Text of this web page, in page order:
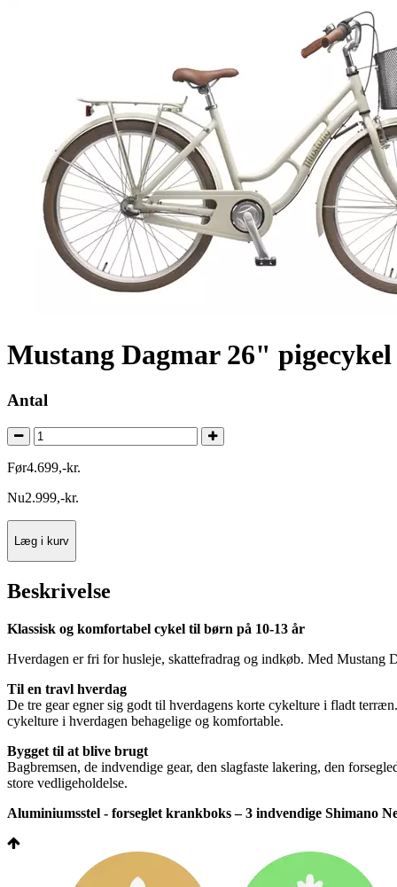
Mustang Dagmar 26" pigecykel
Antal
Før4.699,-kr.
Nu2.999,-kr.
Læg i kurv
Beskrivelse
Klassisk og komfortabel cykel til børn på 10-13 år
Hverdagen er fri for husleje, skattefradrag og indkøb. Med Mustang
Til en travl hverdag
De tre gear egner sig godt til hverdagens korte cykelture i fladt
cykelture i hverdagen behagelige og komfortable.
Bygget til at blive brugt
Bagbremsen, de indvendige gear, den slagfaste lakering, den
store vedligeholdelse.
Aluminiumsstel - forseglet krankboks – 3 indvendige Shimano